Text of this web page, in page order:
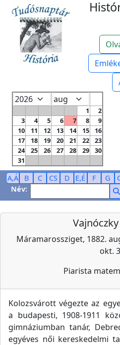
1
2
3
4 5 6 7 8
9
10
11 12 13 14 15
16
17
18 19 20 21 22
23
24
25 26 27 28 29
30
31
A,Á B C CS D E,É F G
Név:
Máramarossziget, 1882.
okt.
Piarista
Kolozsvárott végezte az
a budapesti, 1908-1911
gimnáziumban tanár,
egyéves női kereskedelmi